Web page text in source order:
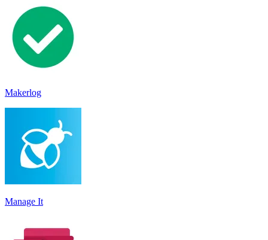
Makerlog
Manage It